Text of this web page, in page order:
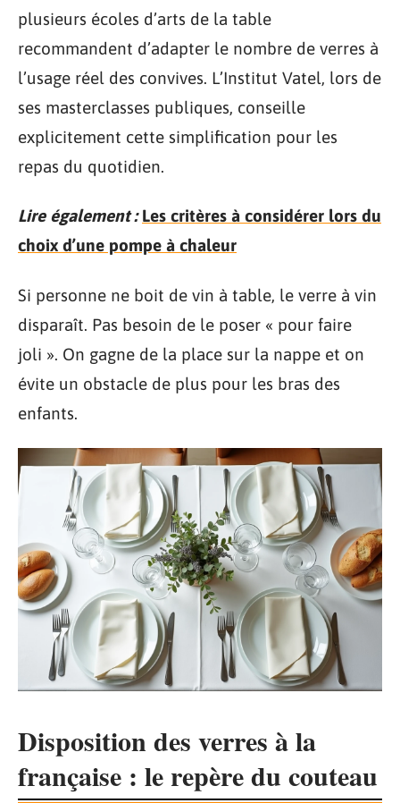
plusieurs écoles d’arts de la table
recommandent d’adapter le nombre de verres à
l’usage réel des convives. L’Institut Vatel, lors de
ses masterclasses publiques, conseille
explicitement cette simplification pour les
repas du quotidien.
Lire également : Les critères à considérer lors du
choix d’une pompe à chaleur
Si personne ne boit de vin à table, le verre à vin
disparaît. Pas besoin de le poser « pour faire
joli ». On gagne de la place sur la nappe et on
évite un obstacle de plus pour les bras des
enfants.
Disposition des verres à la
française : le repère du couteau